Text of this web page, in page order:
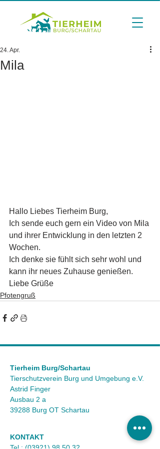
Mila
24. Apr.
Hallo Liebes Tierheim Burg,
Ich sende euch gern ein Video von Mila
und ihrer Entwicklung in den letzten 2
Wochen.
Ich denke sie fühlt sich sehr wohl und
kann ihr neues Zuhause genießen.
Liebe Grüße
Pfotengruß
Tierheim Burg/Schartau
Tierschutzverein Burg und Umgebung e.V.
Astrid Finger
Ausbau 2 a
39288 Burg OT Schartau
KONTAKT